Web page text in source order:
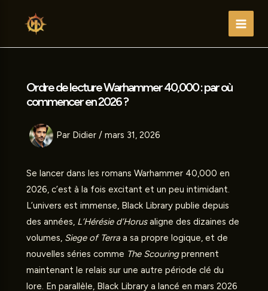
Main
Ordre de lecture Warhammer 40,000 : par où
commencer en 2026 ?
Par Didier / mars 31, 2026
Se lancer dans les romans Warhammer 40,000 en
2026, c’est à la fois excitant et un peu intimidant.
L’univers est immense, Black Library publie depuis
des années, L’Hérésie d’Horusaligne des dizaines de
volumes, Siege of Terra a sa propre logique, et de
nouvelles séries comme The Scouringprennent
maintenant le relais sur une autre période clé du
lore. En parallèle, Black Library a lancé en mars 2026